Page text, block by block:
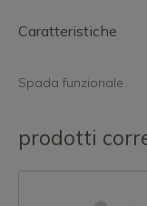
Caratteristiche
Spada funzionale
prodotti